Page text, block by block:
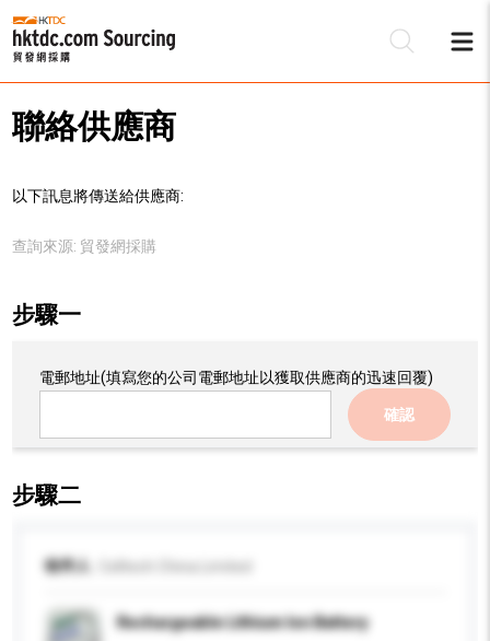
聯絡供應商
以下訊息將傳送給供應商:
查詢來源: 貿發網採購
步驟一
電郵地址(填寫您的公司電郵地址以獲取供應商的迅速回覆)
確認
步驟二
收件人
Rechargeable Lithium Ion Battery